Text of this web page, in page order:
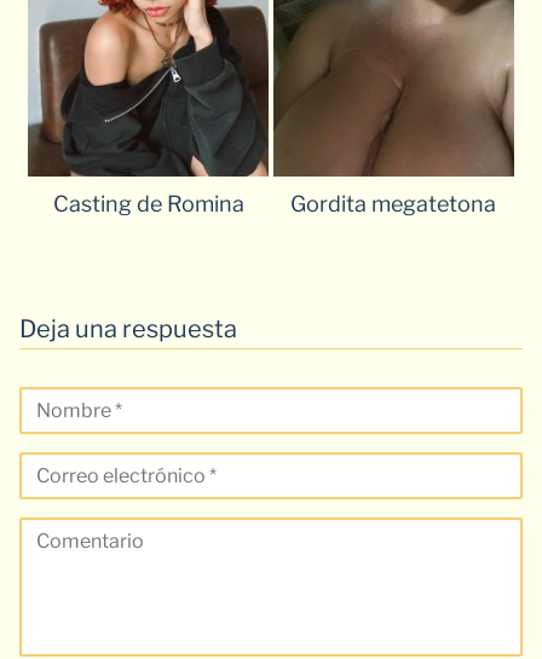
Casting de Romina Gordita megatetona
Deja una respuesta